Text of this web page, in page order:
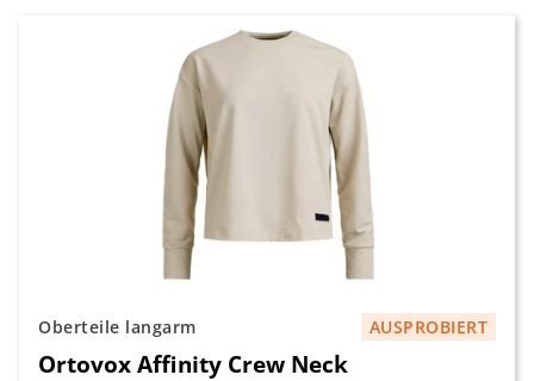
Oberteile langarm AUSPROBIERT
Ortovox Affinity Crew Neck